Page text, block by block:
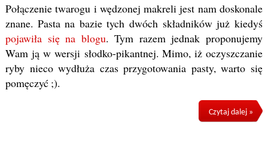
Połączenie twarogu i wędzonej makreli jest nam doskonale
znane. Pasta na bazie tych dwóch składników już kiedyś
pojawiła się na blogu. Tym razem jednak proponujemy
Wam ją w wersji słodko-pikantnej. Mimo, iż oczyszczanie
ryby nieco wydłuża czas przygotowania pasty, warto się
pomęczyć ;).
Czytaj dalej »